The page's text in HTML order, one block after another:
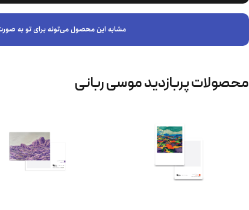
مشابه این محصول می‌تونه برای تو به
محصولات پربازدید موسی ربانی